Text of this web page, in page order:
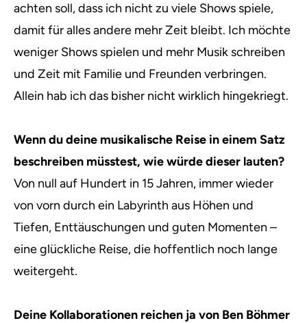
achten soll, dass ich nicht zu viele Shows spiele,
damit für alles andere mehr Zeit bleibt. Ich möchte
weniger Shows spielen und mehr Musik schreiben
und Zeit mit Familie und Freunden verbringen.
Allein hab ich das bisher nicht wirklich hingekriegt.
Wenn du deine musikalische Reise in einem Satz
beschreiben müsstest, wie würde dieser lauten?
Von null auf Hundert in 15 Jahren, immer wieder
von vorn durch ein Labyrinth aus Höhen und
Tiefen, Enttäuschungen und guten Momenten –
eine glückliche Reise, die hoffentlich noch lange
weitergeht.
Deine Kollaborationen reichen ja von Ben Böhmer